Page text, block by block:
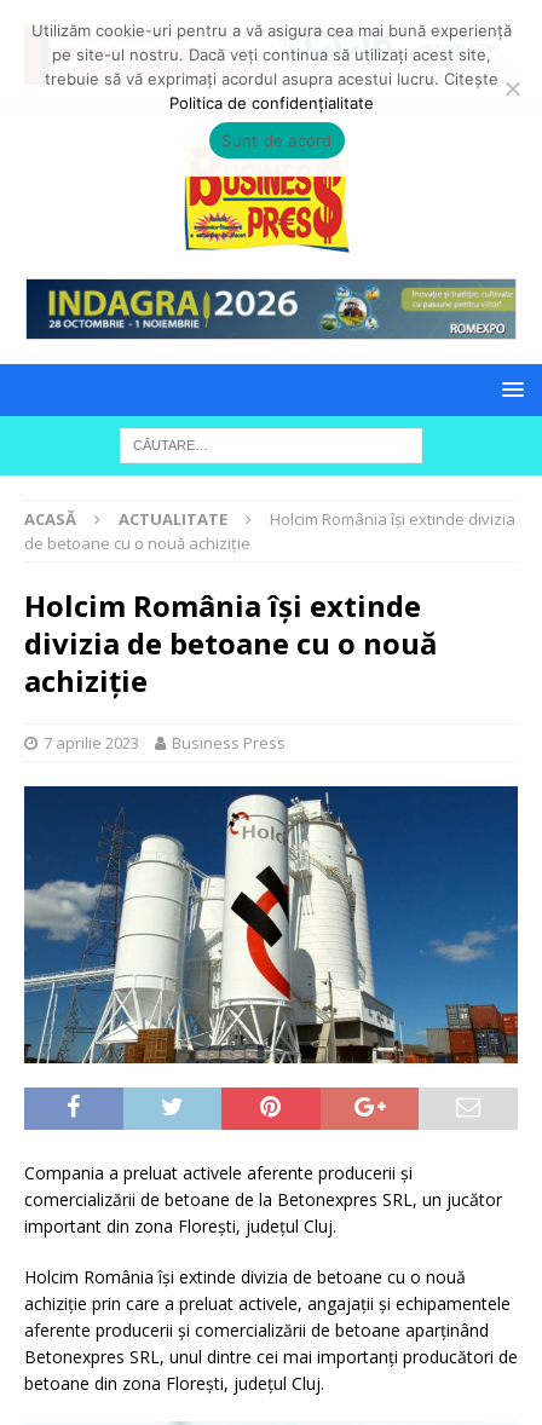
ACASĂ ACTUALITATE
Holcim România își extinde divizia
de betoane cu o nouă achiziție
Holcim România își extinde
divizia de betoane cu o nouă
achiziție
7 aprilie 2023 Business Press
Compania a preluat activele aferente producerii și
comercializării de betoane de la Betonexpres SRL, un jucător
important din zona Florești, județul Cluj.
Holcim România își extinde divizia de betoane cu o nouă
achiziție prin care a preluat activele, angajații și echipamentele
aferente producerii și comercializării de betoane aparținând
Betonexpres SRL, unul dintre cei mai importanți producători de
betoane din zona Florești, județul Cluj.
Utilizăm cookie-uri pentru a vă asigura cea mai bună experiență
pe site-ul nostru. Dacă veți continua să utilizați acest site,
trebuie să vă exprimați acordul asupra acestui lucru. Citește
Politica de confidențialitate
Sunt de acord